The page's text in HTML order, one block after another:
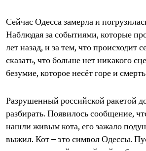
Сейчас Одесса замерла и
Наблюдая за событиями, которые
лет назад, и за тем, что происходит
сказать, что больше нет никакого
безумие, которое несёт горе и
Разрушенный российской ракетой
разбирать. Появилось сообщение,
нашли живым кота, его зажало
выжил. Кот – это символ Одессы.